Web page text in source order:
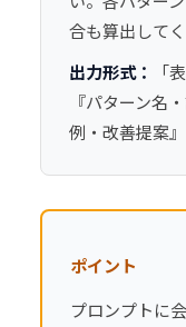
合も算出してく
出力形式：
「
『パターン名
例・改善提案
ポイント
プロンプトに